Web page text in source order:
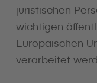
juristischen
wichtigen
Europäischen
verarbeitet